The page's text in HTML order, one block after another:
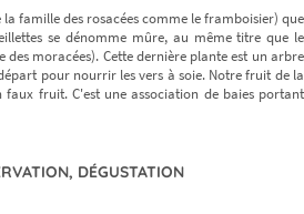
famille des rosacées comme le framboisier) que
se dénomme mûre, au même titre que le
moracées). Cette dernière plante est un arbre
pour nourrir les vers à soie. Notre fruit de la
faux fruit. C'est une association de baies portant
DÉGUSTATION